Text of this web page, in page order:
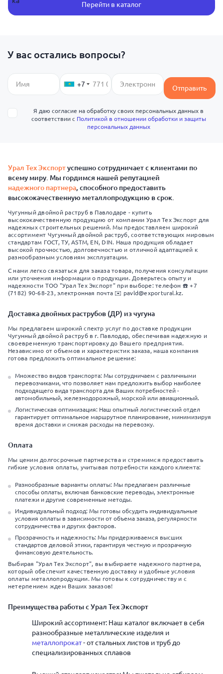
Перейти в каталог
У вас остались вопросы?
+7 Отправить
Я даю согласие на обработку своих персональных данных в
соответствии с Политикой в отношении обработки и защиты
персональных данных
Урал Тех Экспортуспешно сотрудничает с клиентами по
всему миру. Мы гордимся нашей репутацией
надежного партнера, способного предоставить
высококачественную металлопродукцию в срок.
Чугунный двойной раструб в Павлодаре - купить
высококачественную продукцию от компании Урал Тех Экспорт для
надежных строительных решений. Мы предоставляем широкий
ассортимент Чугунный двойной раструб, соответствующих мировым
стандартам ГОСТ, ТУ, ASTM, EN, DIN. Наша продукция обладает
высокой прочностью, долговечностью и отличной адаптацией к
разнообразным условиям эксплуатации.
С нами легко связаться для заказа товара, получения консультации
или уточнения информации о продукции. Доверьтесь опыту и
надежности ТОО "Урал Тех Экспорт" при выборе: телефон ☎️ +7
(7182) 90-68-23, электронная почта ✉️ pavld@exportural.kz.
Доставка двойных раструбов (ДР) из чугуна
Мы предлагаем широкий спектр услуг по доставке продукции
Чугунный двойной раструб в г. Павлодар, обеспечивая надежную и
своевременную транспортировку до Вашего предприятия.
Независимо от объемов и характеристик заказа, наша компания
готова предложить оптимальное решение:
Множество видов транспорта: Мы сотрудничаем с различными
перевозчиками, что позволяет нам предложить выбор наиболее
подходящего вида транспорта для Ваших потребностей -
автомобильный, железнодорожный, морской или авиационный.
Логистическая оптимизация: Наш опытный логистический отдел
гарантирует оптимальное маршрутное планирование, минимизируя
время доставки и снижая расходы на перевозку.
Оплата
Мы ценим долгосрочные партнерства и стремимся предоставить
гибкие условия оплаты, учитывая потребности каждого клиента:
Разнообразные варианты оплаты: Мы предлагаем различные
способы оплаты, включая банковские переводы, электронные
платежи и другие современные методы.
Индивидуальный подход: Мы готовы обсудить индивидуальные
условия оплаты в зависимости от объема заказа, регулярности
сотрудничества и других факторов.
Прозрачность и надежность: Мы придерживаемся высших
стандартов деловой этики, гарантируя честную и прозрачную
финансовую деятельность.
Выбирая "Урал Тех Экспорт", вы выбираете надежного партнера,
который обеспечит качественную доставку и удобные условия
оплаты металлопродукции. Мы готовы к сотрудничеству и с
нетерпением ждем Ваших заказов!
Преимущества работы с Урал Тех Экспорт
Широкий ассортимент: Наш каталог включает в себя
разнообразные металлические изделия и
металлопрокат- от стальных листов и труб до
специализированных сплавов